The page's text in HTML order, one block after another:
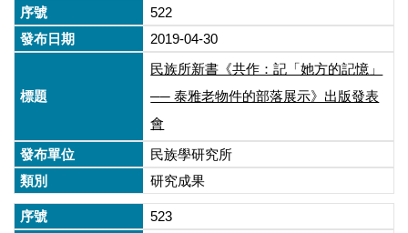
522
2019-04-30
民族所新書《共作：記「她方的記憶」
── 泰雅老物件的部落展示》出版發表
會
民族學研究所
研究成果
523